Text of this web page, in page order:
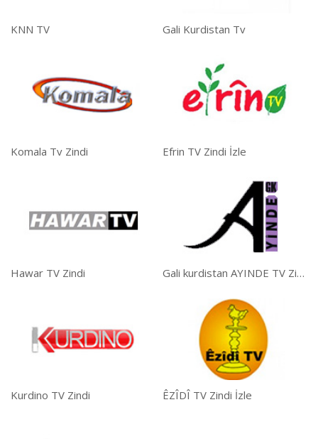
KNN TV Gali Kurdistan Tv
Komala Tv Zindi Efrin TV Zindi İzle
Hawar TV Zindi Gali kurdistan AYINDE TV Zindi
Kurdino TV Zindi ÊZÎDÎ TV Zindi İzle